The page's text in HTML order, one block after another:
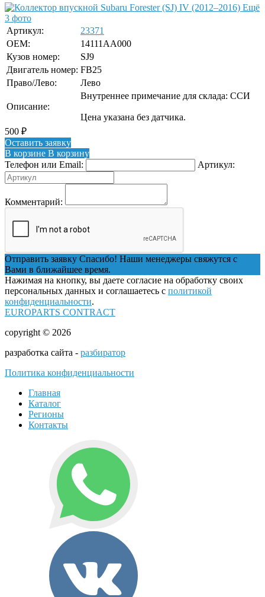
Ещё
3 фото
Артикул:
23371
OEM:
14111AA000
Кузов номер:
SJ9
Двигатель номер: FB25
Право/Лево:
Лево
Описание:
Внутреннее примечание для склада: ССИ
Цена указана без датчика.
500 ₽
Оставить заявку
В корзине В корзину
Телефон или Email:
Артикул:
Комментарий:
Отправить заявку Спасибо! Наши менеджеры свяжутся с
Вами в ближайшее время.
Нажимая на кнопку, вы даете согласие на обработку своих
персональных данных и соглашаетесь с политикой
конфиденциальности.
EUROPARTS CONTRACT
copyright © 2026
разработка сайта - разбиратор
Политика конфиденциальности
Главная
Каталог
Регионы
Контакты